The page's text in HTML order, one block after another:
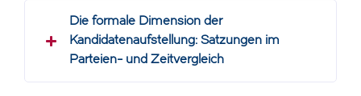
Die formale Dimension der
Kandidatenaufstellung: Satzungen im
Parteien- und Zeitvergleich